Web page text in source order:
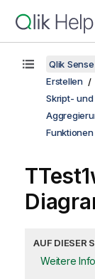
Qlik
Erstellen
Skript-
AUF DIESER
Weitere